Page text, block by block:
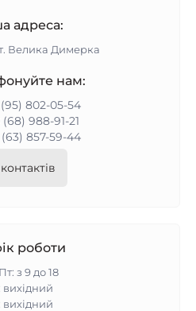
адреса:
Велика Димерка
нам:
802-05-54
(68) 988-91-21
857-59-44
роботи
з 9 до 18
вихідний
вихідний